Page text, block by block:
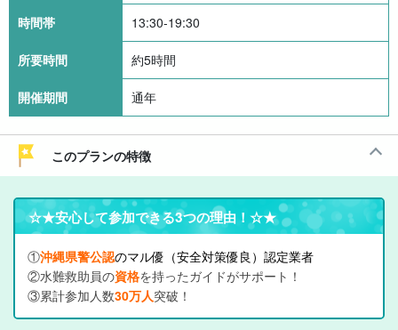
時間帯 13:30-19:30
所要時間 約5時間
開催期間 通年
このプランの特徴
☆★安心して参加できる3つの理由 ！☆★
①沖縄県警公認のマル優（安全対策優良）認定業者
②水難救助員の資格を持ったガイドがサポート！
③累計参加人数30万人突破！